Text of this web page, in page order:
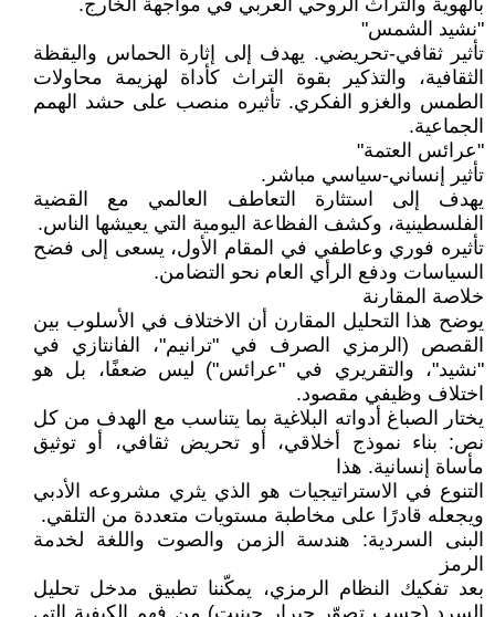
بالهوية والتراث الروحي العربي في مواجهة الخارج.
"نشيد الشمس"
تأثير ثقافي-تحريضي. يهدف إلى إثارة الحماس واليقظة
الثقافية، والتذكير بقوة التراث كأداة لهزيمة محاولات
الطمس والغزو الفكري. تأثيره منصب على حشد الهمم
الجماعية.
"عرائس العتمة"
تأثير إنساني-سياسي مباشر.
يهدف إلى استثارة التعاطف العالمي مع القضية
الفلسطينية، وكشف الفظاعة اليومية التي يعيشها الناس.
تأثيره فوري وعاطفي في المقام الأول، يسعى إلى فضح
السياسات ودفع الرأي العام نحو التضامن.
خلاصة المقارنة
يوضح هذا التحليل المقارن أن الاختلاف في الأسلوب بين
القصص (الرمزي الصرف في "ترانيم"، الفانتازي في
"نشيد"، والتقريري في "عرائس") ليس ضعفًا، بل هو
اختلاف وظيفي مقصود.
يختار الصباغ أدواته البلاغية بما يتناسب مع الهدف من كل
نص: بناء نموذج أخلاقي، أو تحريض ثقافي، أو توثيق
مأساة إنسانية. هذا
التنوع في الاستراتيجيات هو الذي يثري مشروعه الأدبي
ويجعله قادرًا على مخاطبة مستويات متعددة من التلقي.
البنى السردية: هندسة الزمن والصوت واللغة لخدمة
الرمز
بعد تفكيك النظام الرمزي، يمكّننا تطبيق مدخل تحليل